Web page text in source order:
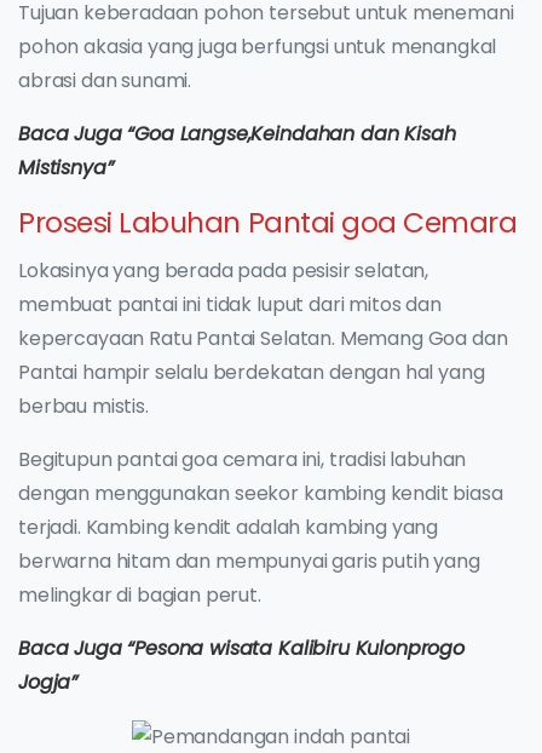
Tujuan keberadaan pohon tersebut untuk menemani
pohon akasia yang juga berfungsi untuk menangkal
abrasi dan sunami.
Baca Juga “Goa Langse,Keindahan dan Kisah
Mistisnya”
Prosesi Labuhan Pantai goa Cemara
Lokasinya yang berada pada pesisir selatan,
membuat pantai ini tidak luput dari mitos dan
kepercayaan Ratu Pantai Selatan. Memang Goa dan
Pantai hampir selalu berdekatan dengan hal yang
berbau mistis.
Begitupun pantai goa cemara ini, tradisi labuhan
dengan menggunakan seekor kambing kendit biasa
terjadi. Kambing kendit adalah kambing yang
berwarna hitam dan mempunyai garis putih yang
melingkar di bagian perut.
Baca Juga “Pesona wisata Kalibiru Kulonprogo
Jogja”